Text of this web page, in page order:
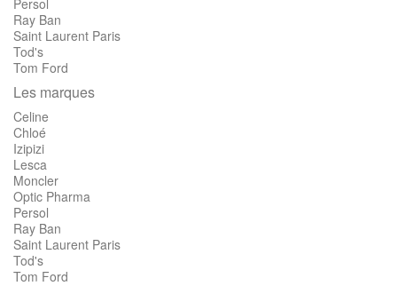
Persol
Ray Ban
Saint Laurent Paris
Tod's
Tom Ford
Les marques
Celine
Chloé
Izipizi
Lesca
Moncler
Optic Pharma
Persol
Ray Ban
Saint Laurent Paris
Tod's
Tom Ford